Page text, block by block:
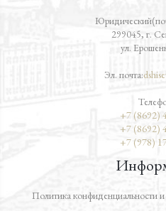
299045, г.
ул.
Эл. почта:
+7 (8692)
+7 (8692)
+7 (978)
Политика конфиденциальности